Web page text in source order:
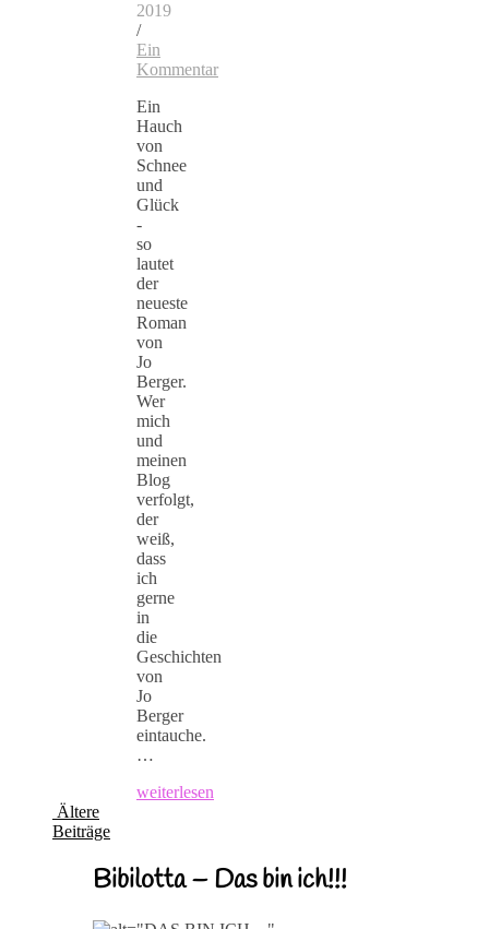
2019
/
Ein
Kommentar
Ein
Hauch
von
Schnee
und
Glück
-
so
lautet
der
neueste
Roman
von
Jo
Berger.
Wer
mich
und
meinen
Blog
verfolgt,
der
weiß,
dass
ich
gerne
in
die
Geschichten
von
Jo
Berger
eintauche.
…
weiterlesen
Ältere
Beiträge
Bibilotta – Das bin ich!!!